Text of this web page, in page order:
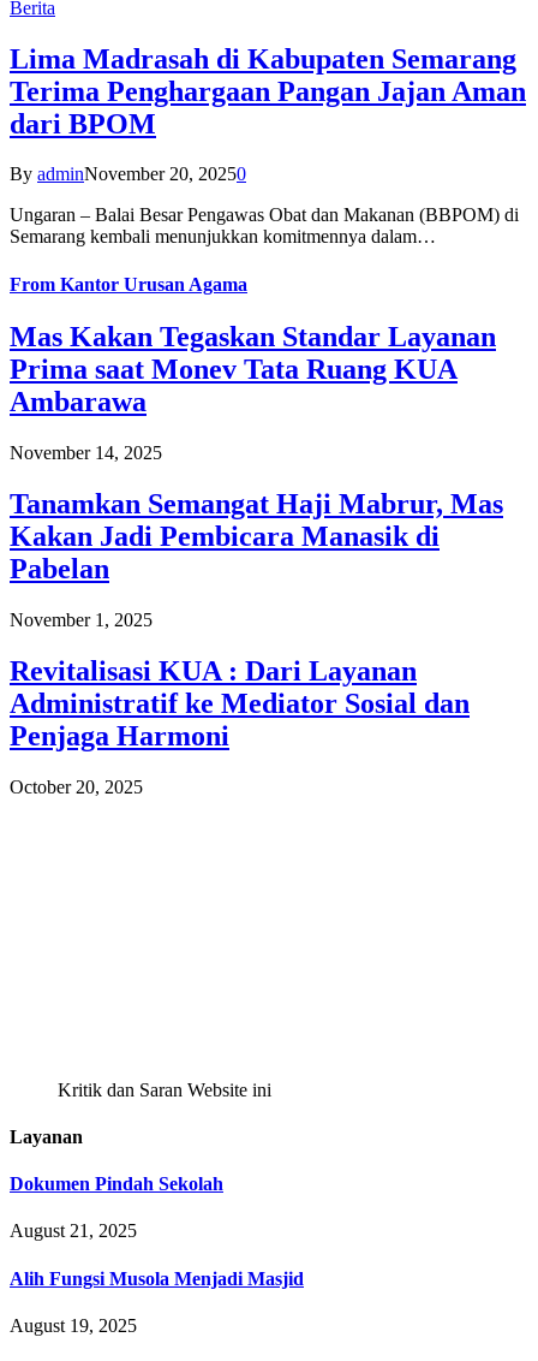
Berita
Lima Madrasah di Kabupaten Semarang
Terima Penghargaan Pangan Jajan Aman
dari BPOM
By adminNovember 20, 20250
Ungaran – Balai Besar Pengawas Obat dan Makanan (BBPOM) di
Semarang kembali menunjukkan komitmennya dalam…
From Kantor Urusan Agama
Mas Kakan Tegaskan Standar Layanan
Prima saat Monev Tata Ruang KUA
Ambarawa
November 14, 2025
Tanamkan Semangat Haji Mabrur, Mas
Kakan Jadi Pembicara Manasik di
Pabelan
November 1, 2025
Revitalisasi KUA : Dari Layanan
Administratif ke Mediator Sosial dan
Penjaga Harmoni
October 20, 2025
Kritik dan Saran Website ini
Layanan
Dokumen Pindah Sekolah
August 21, 2025
Alih Fungsi Musola Menjadi Masjid
August 19, 2025